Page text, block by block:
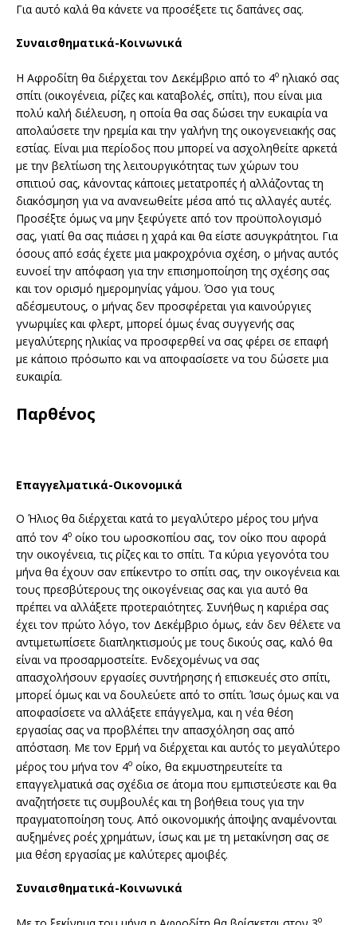
Για αυτό καλά θα κάνετε να προσέξετε τις δαπάνες σας.
Συναισθηματικά-Κοινωνικά
Η Αφροδίτη θα διέρχεται τον Δεκέμβριο από το 4ο ηλιακό σας
σπίτι (οικογένεια, ρίζες και καταβολές, σπίτι), που είναι μια
πολύ καλή διέλευση, η οποία θα σας δώσει την ευκαιρία να
απολαύσετε την ηρεμία και την γαλήνη της οικογενειακής σας
εστίας. Είναι μια περίοδος που μπορεί να ασχοληθείτε αρκετά
με την βελτίωση της λειτουργικότητας των χώρων του
σπιτιού σας, κάνοντας κάποιες μετατροπές ή αλλάζοντας τη
διακόσμηση για να ανανεωθείτε μέσα από τις αλλαγές αυτές.
Προσέξτε όμως να μην ξεφύγετε από τον προϋπολογισμό
σας, γιατί θα σας πιάσει η χαρά και θα είστε ασυγκράτητοι. Για
όσους από εσάς έχετε μια μακροχρόνια σχέση, ο μήνας αυτός
ευνοεί την απόφαση για την επισημοποίηση της σχέσης σας
και τον ορισμό ημερομηνίας γάμου. Όσο για τους
αδέσμευτους, ο μήνας δεν προσφέρεται για καινούργιες
γνωριμίες και φλερτ, μπορεί όμως ένας συγγενής σας
μεγαλύτερης ηλικίας να προσφερθεί να σας φέρει σε επαφή
με κάποιο πρόσωπο και να αποφασίσετε να του δώσετε μια
ευκαιρία.
Παρθένος
Επαγγελματικά-Οικονομικά
Ο Ήλιος θα διέρχεται κατά το μεγαλύτερο μέρος του μήνα
από τον 4ο οίκο του ωροσκοπίου σας, τον οίκο που αφορά
την οικογένεια, τις ρίζες και το σπίτι. Τα κύρια γεγονότα του
μήνα θα έχουν σαν επίκεντρο το σπίτι σας, την οικογένεια και
τους πρεσβύτερους της οικογένειας σας και για αυτό θα
πρέπει να αλλάξετε προτεραιότητες. Συνήθως η καριέρα σας
έχει τον πρώτο λόγο, τον Δεκέμβριο όμως, εάν δεν θέλετε να
αντιμετωπίσετε διαπληκτισμούς με τους δικούς σας, καλό θα
είναι να προσαρμοστείτε. Ενδεχομένως να σας
απασχολήσουν εργασίες συντήρησης ή επισκευές στο σπίτι,
μπορεί όμως και να δουλεύετε από το σπίτι. Ίσως όμως και να
αποφασίσετε να αλλάξετε επάγγελμα, και η νέα θέση
εργασίας σας να προβλέπει την απασχόληση σας από
απόσταση. Με τον Ερμή να διέρχεται και αυτός το μεγαλύτερο
μέρος του μήνα τον 4ο οίκο, θα εκμυστηρευτείτε τα
επαγγελματικά σας σχέδια σε άτομα που εμπιστεύεστε και θα
αναζητήσετε τις συμβουλές και τη βοήθεια τους για την
πραγματοποίηση τους. Από οικονομικής άποψης αναμένονται
αυξημένες ροές χρημάτων, ίσως και με τη μετακίνηση σας σε
μια θέση εργασίας με καλύτερες αμοιβές.
Συναισθηματικά-Κοινωνικά
ο